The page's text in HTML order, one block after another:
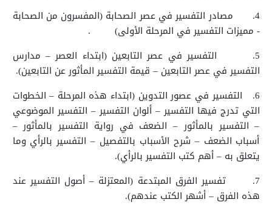
4.
مصادر التفسير في عصر الصحابة (المفسرون من الصحابة
- مميزات التفسير في المرحلة الأولى)
.
5.
التفسير في عصر التابعين (ابتداء العصر – مدارس
التفسير في عصر التابعين – قيمة التفسير المأثور عن التابعين).
6.
التفسير في عصور التدوين (ابتداء هذه المرحلة – الخطوات
التي تدرج فيها التفسير – ألوان التفسير – التفسير الموضوعي
– التفسير بالمأثور – الضعف في رواية التفسير بالمأثور –
أسباب الضعف – شرح الأسباب بالتفصيل – التفسير بالرأي وما
يتعلق به – أهم كتب التفسير بالرأي).
7.
تفسير الفرق المبتدعة (المعتزلة – أصول التفسير عند
هذه الفرق – أشهر الكتب عندهم).